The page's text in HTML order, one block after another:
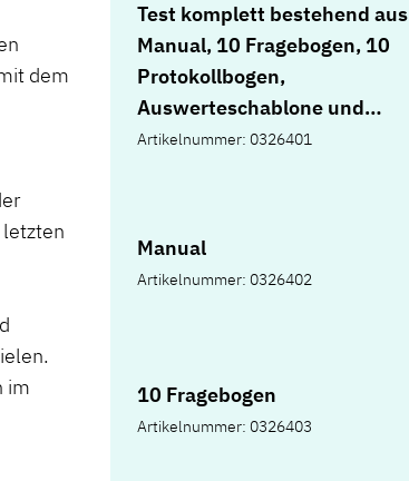
Test komplett bestehend aus
Manual, 10 Fragebogen, 10
Protokollbogen,
Auswerteschablone und
Mappe
Artikelnummer: 0326401
Manual
Artikelnummer: 0326402
10 Fragebogen
Artikelnummer: 0326403
dem
im